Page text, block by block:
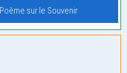
Poème sur le Souvenir